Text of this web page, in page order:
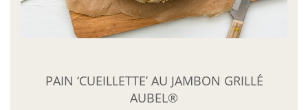
PAIN ‘CUEILLETTE’ AU JAMBON GRILLÉ
AUBEL®